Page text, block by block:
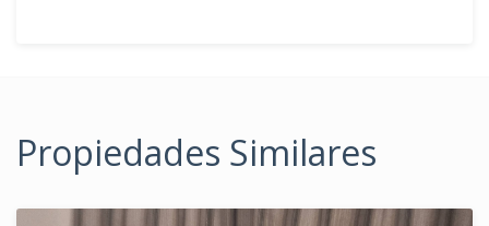
Propiedades Similares